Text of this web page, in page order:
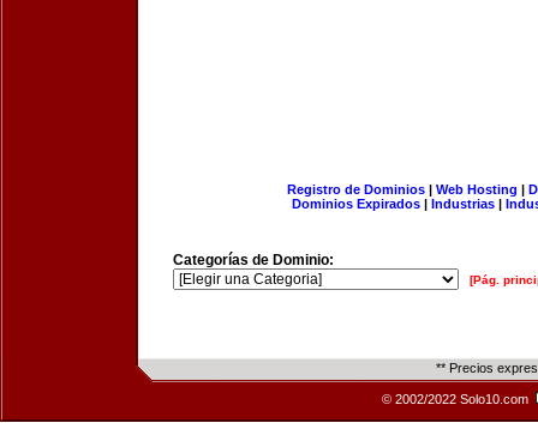
Registro de Dominios| Web Hosting |
Dominios Expirados | Industrias |
Categorías de Dominio:
[Pág.
** Precios
© 2002/2022 Solo10.com